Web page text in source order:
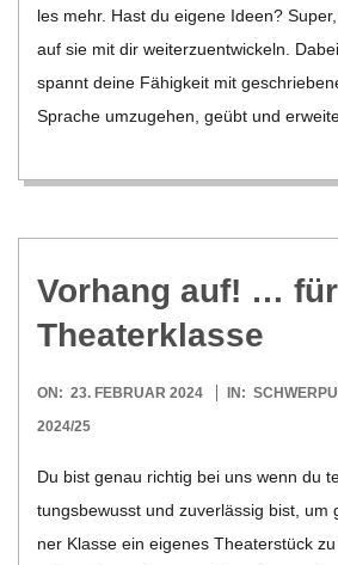
les mehr. Hast du eigene Ideen?
auf sie mit dir wei­ter­zu­ent­wi­ckeln.
spannt deine Fähig­keit mit
Spra­che umzu­ge­hen, geübt und
Vor­hang auf! …
Theaterklasse
2024-
02-
ON: 23. FEBRUAR 2024 IN:
2024/25
Du bist genau rich­tig bei uns wenn du
tungs­be­wusst und zuver­läs­sig bist,
ner Klasse ein eige­nes Thea­ter­stück